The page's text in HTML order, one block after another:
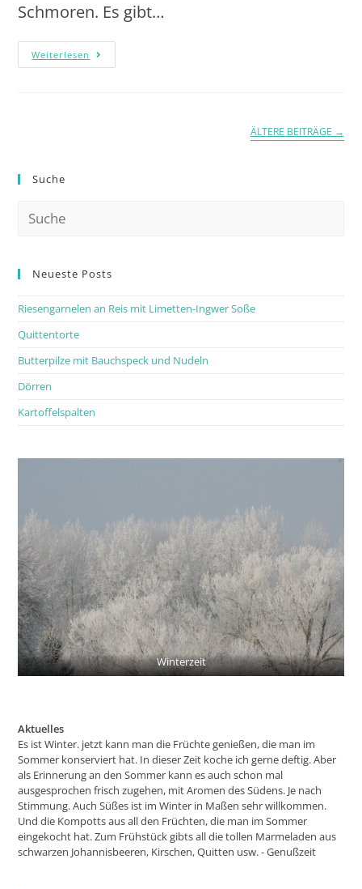
Schmoren. Es gibt…
Weiterlesen
ÄLTERE BEITRÄGE →
Suche
Neueste Posts
Riesengarnelen an Reis mit Limetten-Ingwer Soße
Quittentorte
Butterpilze mit Bauchspeck und Nudeln
Dörren
Kartoffelspalten
Winterzeit
Aktuelles
Es ist Winter. jetzt kann man die Früchte genießen, die man im
Sommer konserviert hat. In dieser Zeit koche ich gerne deftig. Aber
als Erinnerung an den Sommer kann es auch schon mal
ausgesprochen frisch zugehen, mit Aromen des Südens. Je nach
Stimmung. Auch Süßes ist im Winter in Maßen sehr willkommen.
Und die Kompotts aus all den Früchten, die man im Sommer
eingekocht hat. Zum Frühstück gibts all die tollen Marmeladen aus
schwarzen Johannisbeeren, Kirschen, Quitten usw. - Genußzeit